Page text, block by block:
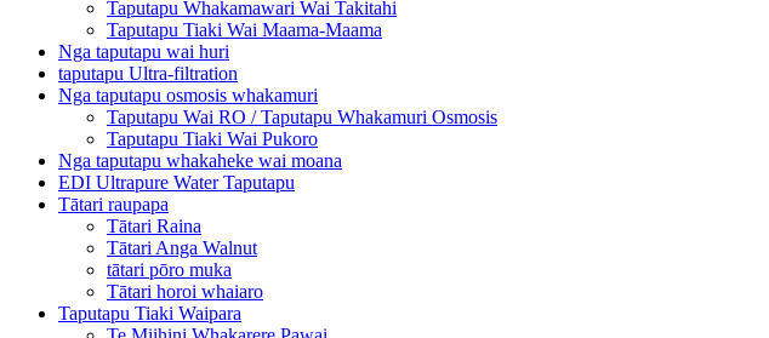
Taputapu Whakamawari Wai Takitahi
Taputapu Tiaki Wai Maama-Maama
Nga taputapu wai huri
taputapu Ultra-filtration
Nga taputapu osmosis whakamuri
Taputapu Wai RO / Taputapu Whakamuri Osmosis
Taputapu Tiaki Wai Pukoro
Nga taputapu whakaheke wai moana
EDI Ultrapure Water Taputapu
Tātari raupapa
Tātari Raina
Tātari Anga Walnut
tātari pōro muka
Tātari horoi whaiaro
Taputapu Tiaki Waipara